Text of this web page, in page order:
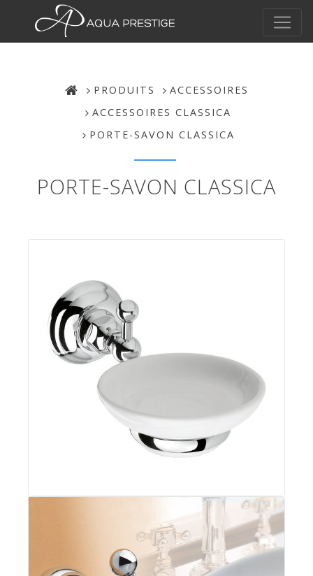
PRODUITS
ACCESSOIRES
ACCESSOIRES CLASSICA
PORTE-SAVON CLASSICA
PORTE-SAVON CLASSICA